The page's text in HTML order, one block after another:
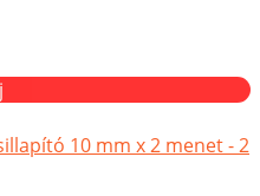
10 mm x 2 menet - 2